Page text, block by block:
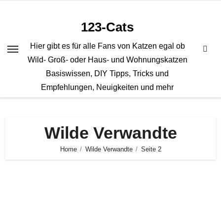
123-Cats
Hier gibt es für alle Fans von Katzen egal ob
Wild- Groß- oder Haus- und Wohnungskatzen
Basiswissen, DIY Tipps, Tricks und
Empfehlungen, Neuigkeiten und mehr
Wilde Verwandte
Home Wilde Verwandte Seite 2